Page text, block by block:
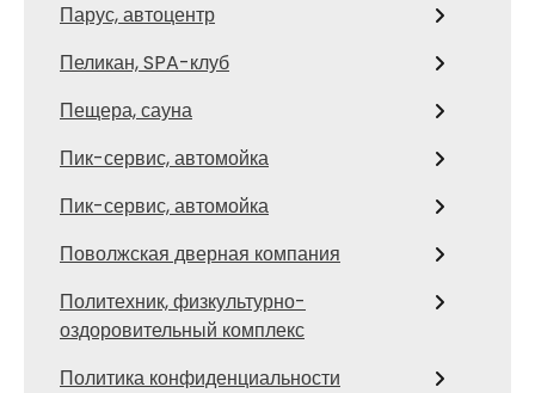
Парус, автоцентр
Пеликан, SPA-клуб
Пещера, сауна
Пик-сервис, автомойка
Пик-сервис, автомойка
Поволжская дверная компания
Политехник, физкультурно-
оздоровительный комплекс
Политика конфиденциальности